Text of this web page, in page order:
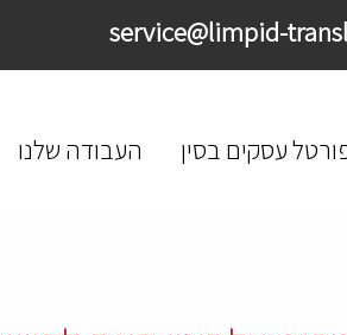
עסקים בסין העבודה שלנו